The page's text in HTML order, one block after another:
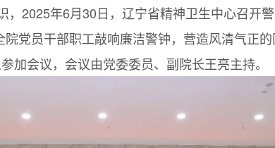
2025年6月30日，辽宁省精神卫生中心召开
党员干部职工敲响廉洁警钟，营造风清气正
加会议，会议由党委委员、副院长王亮主持。